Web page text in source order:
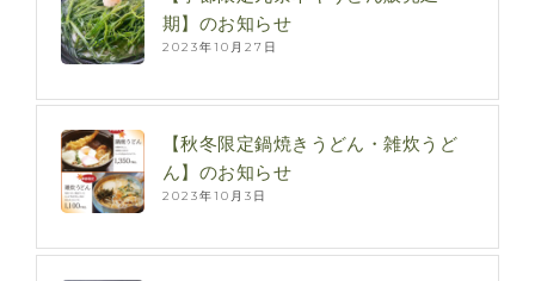
期】のお知らせ
2023年10月27日
【秋冬限定鍋焼きうどん・雑炊うど
ん】のお知らせ
2023年10月3日